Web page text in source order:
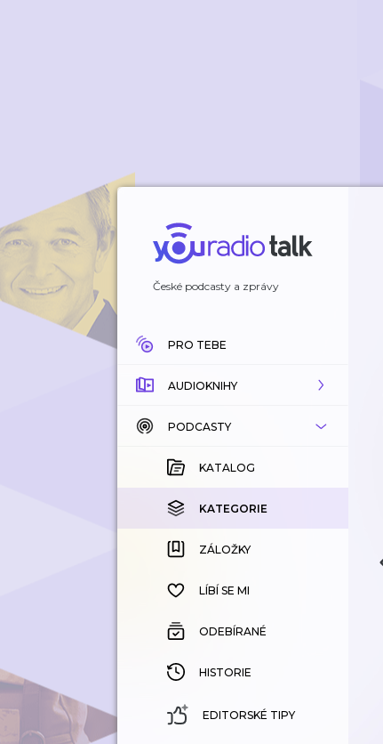
České podcasty a zprávy
PRO TEBE
AUDIOKNIHY
KATALOG
KOUPENÉ
KATEGORIE
ZÁLOŽKY
HISTORIE
PODCASTY
KATALOG
KATEGORIE
ZÁLOŽKY
LÍBÍ SE MI
ODEBÍRANÉ
HISTORIE
EDITORSKÉ TIPY